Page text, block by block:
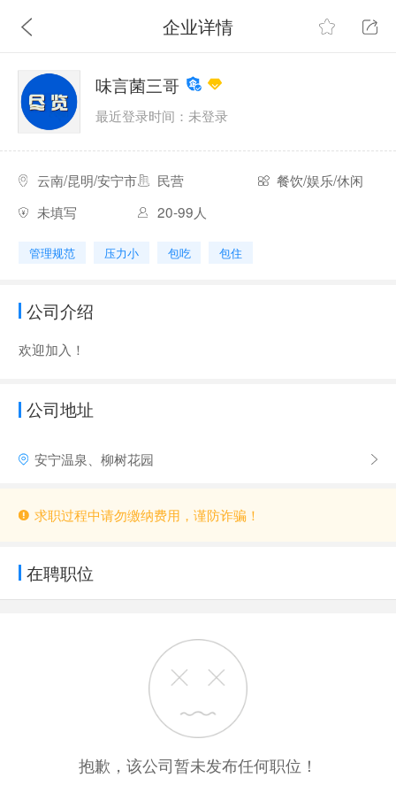
企业详情
味言菌三哥
最近登录时间：未登录
云南/昆明/安宁市 民营
餐饮/娱乐/休闲
未填写
20-99人
管理规范 压力小 包吃 包住
公司介绍
欢迎加入！
公司地址
安宁温泉、柳树花园
求职过程中请勿缴纳费用，谨防诈骗！
在聘职位
抱歉，该公司暂未发布任何职位！